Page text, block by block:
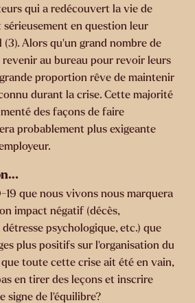
qui a redécouvert la vie de
en question leur
Alors qu’un grand nombre de
au bureau pour revoir leurs
proportion rêve de maintenir
connu durant la crise. Cette majorité
des façons de faire
probablement plus exigeante
19 que nous vivons nous marquera
impact négatif (décès,
psychologique, etc.) que
plus positifs sur l’organisation du
toute cette crise ait été en vain,
en tirer des leçons et inscrire
signe de l’équilibre?